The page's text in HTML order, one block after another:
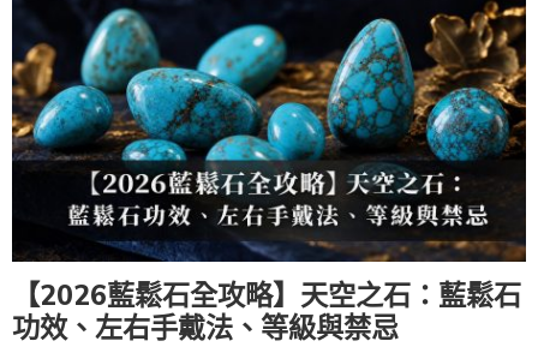
【2026藍鬆石全攻略】天空之石：藍鬆石
功效、左右手戴法、等級與禁忌